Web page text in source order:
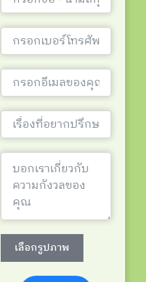
เลือกรูปภาพ